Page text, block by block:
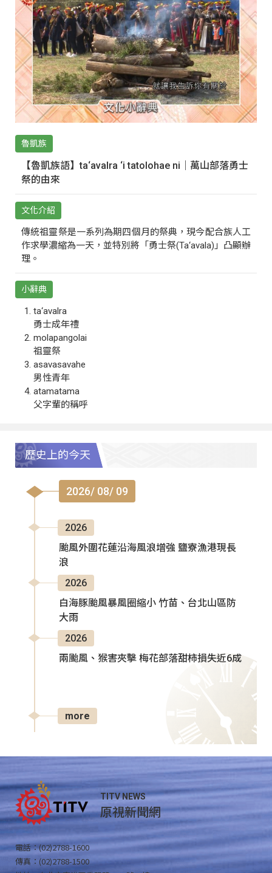
魯凱族
【魯凱族語】ta‘avalra ‘i tatolohae ni｜萬山部落勇士
祭的由來
文化介紹
傳統祖靈祭是一系列為期四個月的祭典，現今配合族人工
作求學濃縮為一天，並特別將「勇士祭(Ta‘avala)」凸顯辦
理。
小辭典
ta‘avalra
勇士成年禮
molapangolai
祖靈祭
asavasavahe
男性青年
atamatama
父字輩的稱呼
歷史上的今天
2026/ 08/ 09
2026
颱風外圍花蓮沿海風浪增強 鹽寮漁港現長
浪
2026
白海豚颱風暴風圈縮小 竹苗、台北山區防
大雨
2026
兩颱風、猴害夾擊 梅花部落甜柿損失近6成
more
TITV NEWS
原視新聞網
電話：(02)2788-1600
傳真：(02)2788-1500